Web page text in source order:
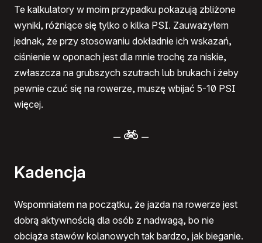
Te kalkulatory w moim przypadku pokazują zbliżone
wyniki, różniące się tylko o kilka PSI. Zauważyłem
jednak, że przy stosowaniu dokładnie ich wskazań,
ciśnienie w oponach jest dla mnie trochę za niskie,
zwłaszcza na grubszych szutrach lub brukach i żeby
pewnie czuć się na rowerze, muszę wbijać 5-10 PSI
więcej.
– –
Kadencja
Wspomniałem na początku, że jazda na rowerze jest
dobrą aktywnością dla osób z nadwagą, bo nie
obciąża stawów kolanowych tak bardzo, jak bieganie.